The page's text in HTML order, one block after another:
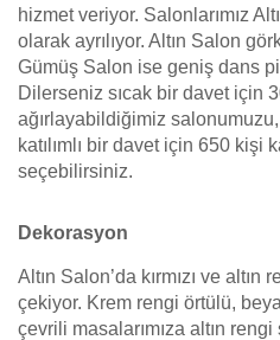
hizmet veriyor. Salonlarımız
olarak ayrılıyor. Altın Salon
Gümüş Salon ise geniş dans
Dilerseniz sıcak bir davet için
ağırlayabildiğimiz
katılımlı bir davet için 650 kişi
seçebilirsiniz.
Dekorasyon
Altın Salon’da kırmızı ve
çekiyor. Krem rengi örtülü,
çevrili masalarımıza altın